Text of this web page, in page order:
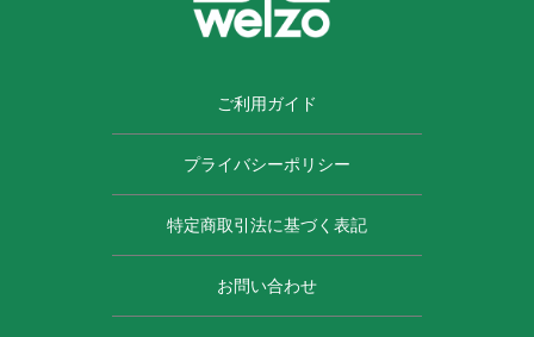
ご利用ガイド
プライバシーポリシー
特定商取引法に基づく表記
お問い合わせ